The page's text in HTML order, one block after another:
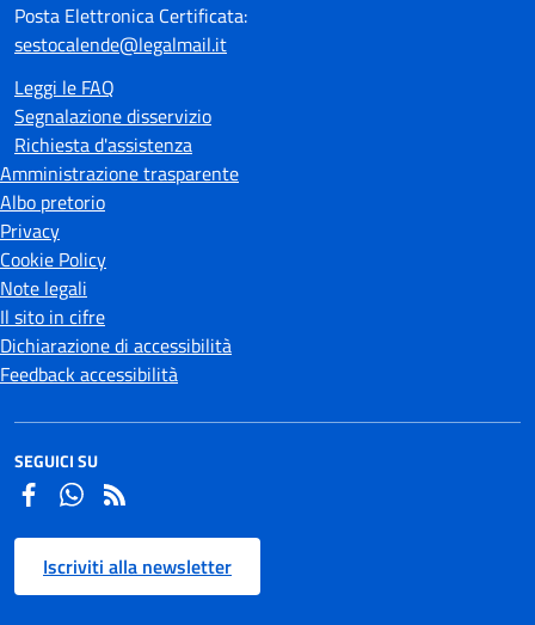
Posta Elettronica Certificata:
sestocalende@legalmail.it
Leggi le FAQ
Segnalazione disservizio
Richiesta d'assistenza
Amministrazione trasparente
Albo pretorio
Privacy
Cookie Policy
Note legali
Il sito in cifre
Dichiarazione di accessibilità
Feedback accessibilità
SEGUICI SU
FacebookWhatsapp
Iscriviti alla newsletter